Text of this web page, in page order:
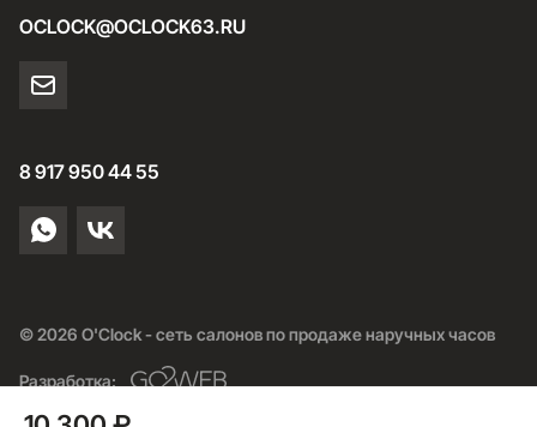
OCLOCK@OCLOCK63.RU
8 917 950 44 55
© 2026 O'Clock - сеть салонов по продаже наручных часов
Разработка: